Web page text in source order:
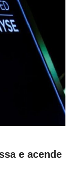
e acende